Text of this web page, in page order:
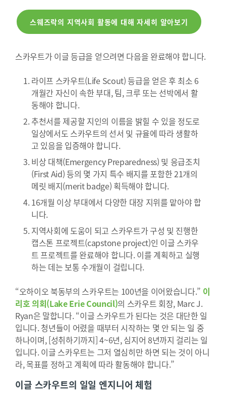
스웨즈락의 지역사회 활동에 대해 자세히 알아보기
스카우트가 이글 등급을 얻으려면 다음을 완료해야 합니다.
라이프 스카우트(Life Scout) 등급을 얻은 후 최소 6
개월간 자신이 속한 부대, 팀, 크루 또는 선박에서 활
동해야 합니다.
추천서를 제공할 지인의 이름을 밝힐 수 있을 정도로
일상에서도 스카우트의 선서 및 규율에 따라 생활하
고 있음을 입증해야 합니다.
비상 대책(Emergency Preparedness) 및 응급조치
(First Aid) 등의 몇 가지 특수 배지를 포함한 21개의
메릿 배지(merit badge) 획득해야 합니다.
16개월 이상 부대에서 다양한 대장 지위를 맡아야 합
니다.
지역사회에 도움이 되고 스카우트가 구성 및 진행한
캡스톤 프로젝트(capstone project)인 이글 스카우
트 프로젝트를 완료해야 합니다. 이를 계획하고 실행
하는 데는 보통 수개월이 걸립니다.
“오하이오 북동부의 스카우트는 100년을 이어왔습니다.” 이
리호 의회(Lake Erie Council)의 스카우트 회장, Marc J.
Ryan은 말합니다. “이글 스카우트가 된다는 것은 대단한 일
입니다. 청년들이 어렸을 때부터 시작하는 몇 안 되는 일 중
하나이며, [성취하기까지] 4~6년, 심지어 8년까지 걸리는 일
입니다. 이글 스카우트는 그저 열심히만 하면 되는 것이 아니
라, 목표를 정하고 계획에 따라 활동해야 합니다.”
이글 스카우트의 일일 엔지니어 체험